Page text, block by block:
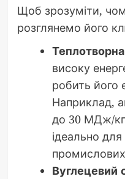
Щоб зрозуміти,
розглянемо його
високу
робить його
Наприклад,
до 30 МДж/кг
ідеально для
Вуглецевий